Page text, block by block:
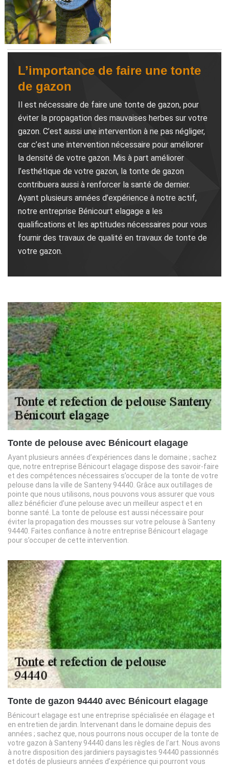
L’importance de faire une tonte
de gazon
Il est nécessaire de faire une tonte de gazon, pour
éviter la propagation des mauvaises herbes sur votre
gazon. C’est aussi une intervention à ne pas négliger,
car c’est une intervention nécessaire pour améliorer
la densité de votre gazon. Mis à part améliorer
l’esthétique de votre gazon, la tonte de gazon
contribuera aussi à renforcer la santé de dernier.
Ayant plusieurs années d’expérience à notre actif,
notre entreprise Bénicourt elagage a les
qualifications et les aptitudes nécessaires pour vous
fournir des travaux de qualité en travaux de tonte de
votre gazon.
Tonte de pelouse avec Bénicourt elagage
Ayant plusieurs années d’expériences dans le domaine ; sachez
que, notre entreprise Bénicourt elagage dispose des savoir-faire
et des compétences nécessaires s’occuper de la tonte de votre
pelouse dans la ville de Santeny 94440. Grâce aux outillages de
pointe que nous utilisons, nous pouvons vous assurer que vous
allez bénéficier d’une pelouse avec un meilleur aspect et en
bonne santé. La tonte de pelouse est aussi nécessaire pour
éviter la propagation des mousses sur votre pelouse à Santeny
94440. Faites confiance à notre entreprise Bénicourt elagage
pour s’occuper de cette intervention.
Tonte de gazon 94440 avec Bénicourt elagage
Bénicourt elagage est une entreprise spécialisée en élagage et
en entretien de jardin. Intervenant dans le domaine depuis des
années ; sachez que, nous pourrons nous occuper de la tonte de
votre gazon à Santeny 94440 dans les règles de l’art. Nous avons
à notre disposition des jardiniers paysagistes 94440 passionnés
et dotés de plusieurs années d’expérience qui pourront vous